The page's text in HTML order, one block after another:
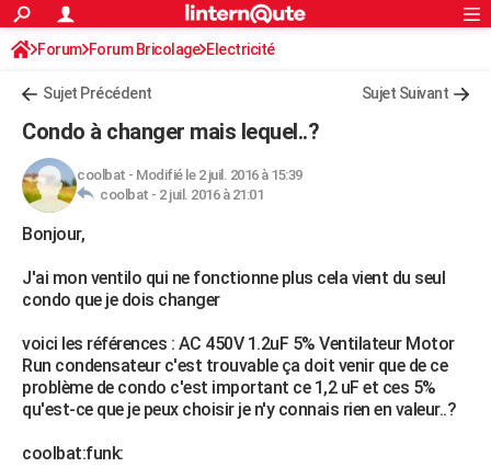
ACTUALITÉS
Politique
Société
Faits Divers
Education
Monde
Villes
+
FINANCE
Retraite
Impôts
Epargne
Immobilier
Risques naturels par ville
Banque
Assurance
Crédit
AUTO
Essais
Réserver un essai
Citadines
Berlines
SUV
Forum auto
+HIGH-TECH
Mobiles
Meilleur smartphone
Internet
Ordinateurs
Jeux vidéo
Guide high-tech
+BRICOLAGE
Forum
Aménagement intérieur
Extérieur
Cuisine
Salle de bains
Jardinage
Rangement
WEEK-END
Guides de France
Escapades
Patrimoine
Expositions
Musées
Week-end nature
LIFESTYLE
Art de vivre
Bien-être
Loisirs
ModeModes de vie
S'inscrire
Connexion
Forum Forum Bricolage Electricité
Sujet Précédent Sujet Suivant
Condo à changer mais lequel..?
coolbat - Modifié le 2 juil. 2016 à 15:39
coolbat - 2 juil. 2016 à 21:01
Bonjour,
J'ai mon ventilo qui ne fonctionne plus cela vient du seul
condo que je dois changer
voici les références : AC 450V 1.2uF 5% Ventilateur Motor
Run condensateur c'est trouvable ça doit venir que de ce
problème de condo c'est important ce 1,2 uF et ces 5%
qu'est-ce que je peux choisir je n'y connais rien en valeur..?
coolbat:funk: